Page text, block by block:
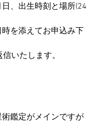
、出生時刻と場所(24
を添えてお申込み下
いたします。
鑑定がメインですが